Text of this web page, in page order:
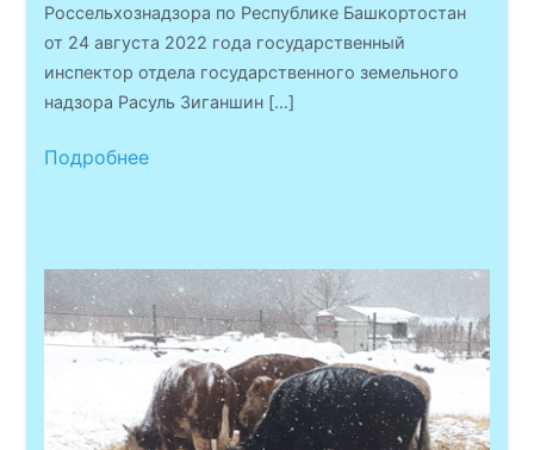
Россельхознадзора по Республике Башкортостан
от 24 августа 2022 года государственный
инспектор отдела государственного земельного
надзора Расуль Зиганшин […]
Подробнее